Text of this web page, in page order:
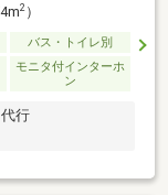
2）
バス・トイレ別
モニタ付インターホ
ン
行